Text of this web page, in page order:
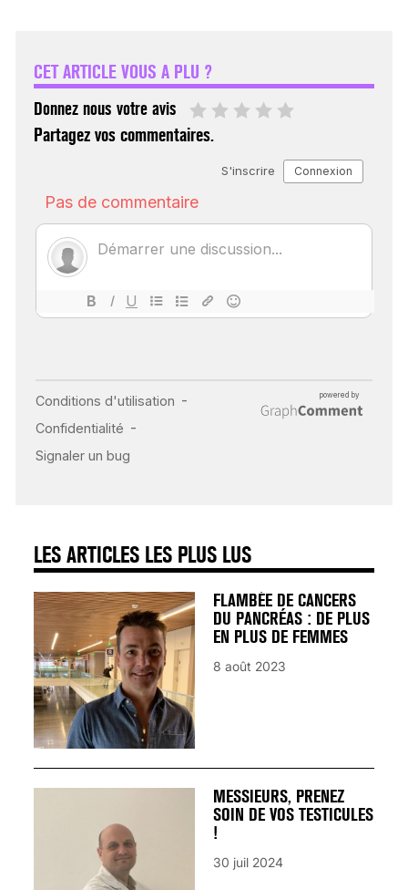
CET ARTICLE VOUS A PLU ?
Donnez nous votre avis
Partagez vos commentaires.
LES ARTICLES LES PLUS LUS
ÉCHO : DES IMAGES
POUR TOUTES LES
18 juil 2022
INSUFFISANCE
CARDIAQUE : LES
FLAMBÉE DE CANCERS
DU PANCRÉAS : DE PLUS
EN PLUS DE FEMMES
8 août 2023
MESSIEURS, PRENEZ
SOIN DE VOS TESTICULES
!
30 juil 2024